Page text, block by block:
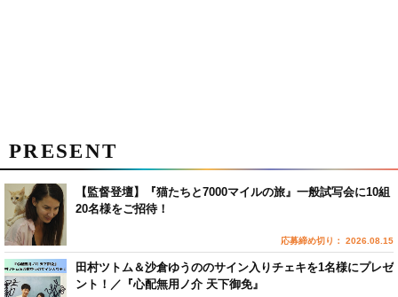
PRESENT
【監督登壇】『猫たちと7000マイルの旅』一般試写会に10組
20名様をご招待！
応募締め切り： 2026.08.15
田村ツトム＆沙倉ゆうののサイン入りチェキを1名様にプレゼ
ント！／『心配無用ノ介 天下御免』